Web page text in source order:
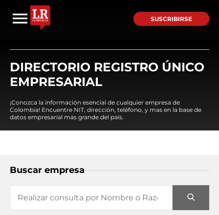
SUSCRIBIRSE
DIRECTORIO REGISTRO ÚNICO
EMPRESARIAL
¡Conozca la información esencial de cualquier empresa de
Colombia! Encuentre NIT, dirección, teléfono, y mas en la base de
datos empresarial mas grande del país.
Buscar empresa